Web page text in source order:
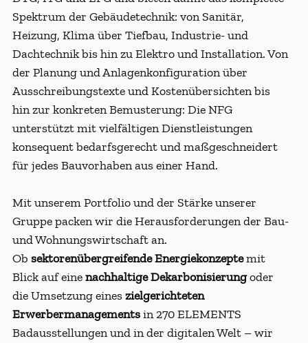
Spektrum der Gebäudetechnik: von Sanitär,
Heizung, Klima über Tiefbau, Industrie- und
Dachtechnik bis hin zu Elektro und Installation. Von
der Planung und Anlagenkonfiguration über
Ausschreibungstexte und Kostenübersichten bis
hin zur konkreten Bemusterung: Die NFG
unterstützt mit vielfältigen Dienstleistungen
konsequent bedarfsgerecht und maßgeschneidert
für jedes Bauvorhaben aus einer Hand.
Mit unserem Portfolio und der Stärke unserer
Gruppe packen wir die Herausforderungen der Bau-
und Wohnungswirtschaft an.
Ob sektorenübergreifende Energiekonzeptemit
Blick auf einenachhaltige Dekarbonisierungoder
die Umsetzung eineszielgerichteten
Erwerbermanagementsin 270 ELEMENTS
Badausstellungen und in der digitalen Welt – wir